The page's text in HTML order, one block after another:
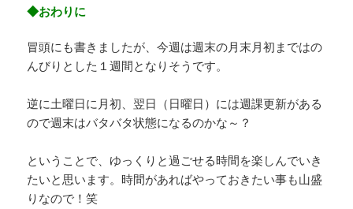
◆おわりに
冒頭にも書きましたが、今週は週末の月末月初まではの
んびりとした１週間となりそうです。
逆に土曜日に月初、翌日（日曜日）には週課更新がある
ので週末はバタバタ状態になるのかな～？
ということで、ゆっくりと過ごせる時間を楽しんでいき
たいと思います。時間があればやっておきたい事も山盛
りなので！笑